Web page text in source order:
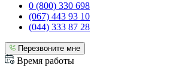
0 (800) 330 698
(067) 443 93 10
(044) 333 87 28
Перезвоните мне
Время работы